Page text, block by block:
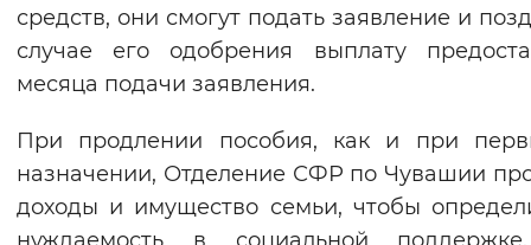
Вернуть стандартные настройки
средств, они смогут подать заявление и
случае его одобрения выплату
месяца подачи заявления.
При продлении пособия, как и при
назначении, Отделение СФР по Чувашии
доходы и имущество семьи, чтобы